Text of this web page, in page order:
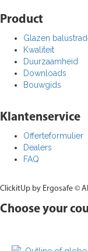
Klantenservice
Offerteformulier
Dealers
FAQ
Product​
Glazen
Kwaliteit
Duurzaamheid
Downloads
Bouwgids
ClickitUp by Ergosafe ©
Choose your